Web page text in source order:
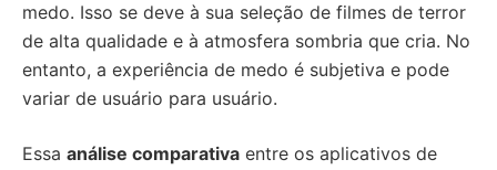
medo. Isso se deve à sua seleção de filmes de terror
de alta qualidade e à atmosfera sombria que cria. No
entanto, a experiência de medo é subjetiva e pode
variar de usuário para usuário.
Essa análise comparativa entre os aplicativos de